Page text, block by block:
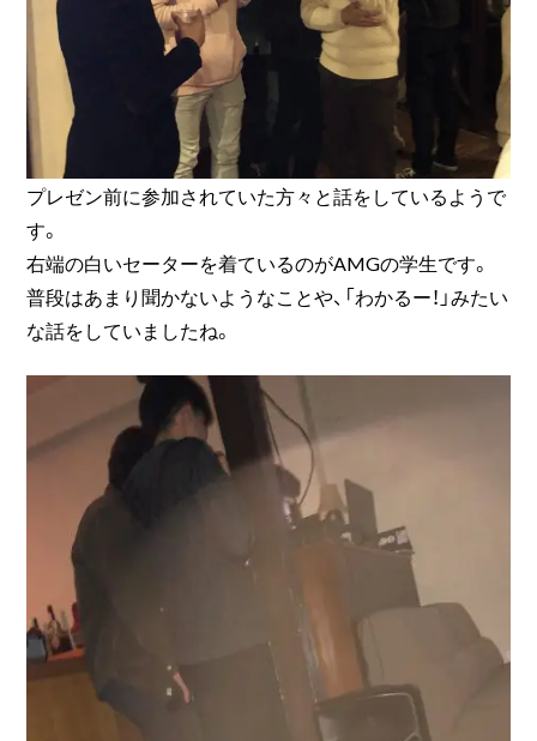
プレゼン前に参加されていた方々と話をしているようで
す。
右端の白いセーターを着ているのがAMGの学生です。
普段はあまり聞かないようなことや、「わかるー！」みたい
な話をしていましたね。